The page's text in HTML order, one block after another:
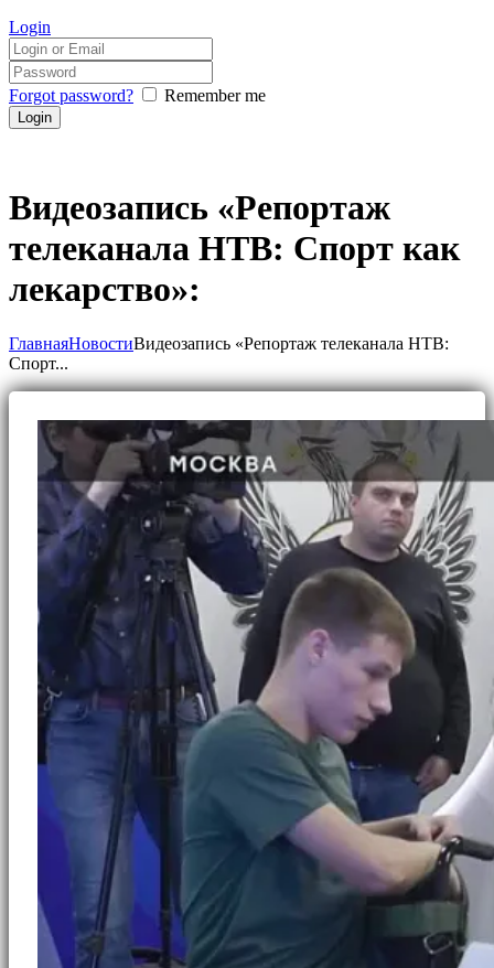
Login
Forgot password? Remember me
Видеозапись «Репортаж
телеканала НТВ: Спорт как
лекарство»:
ГлавнаяНовостиВидеозапись «Репортаж телеканала НТВ:
Спорт...